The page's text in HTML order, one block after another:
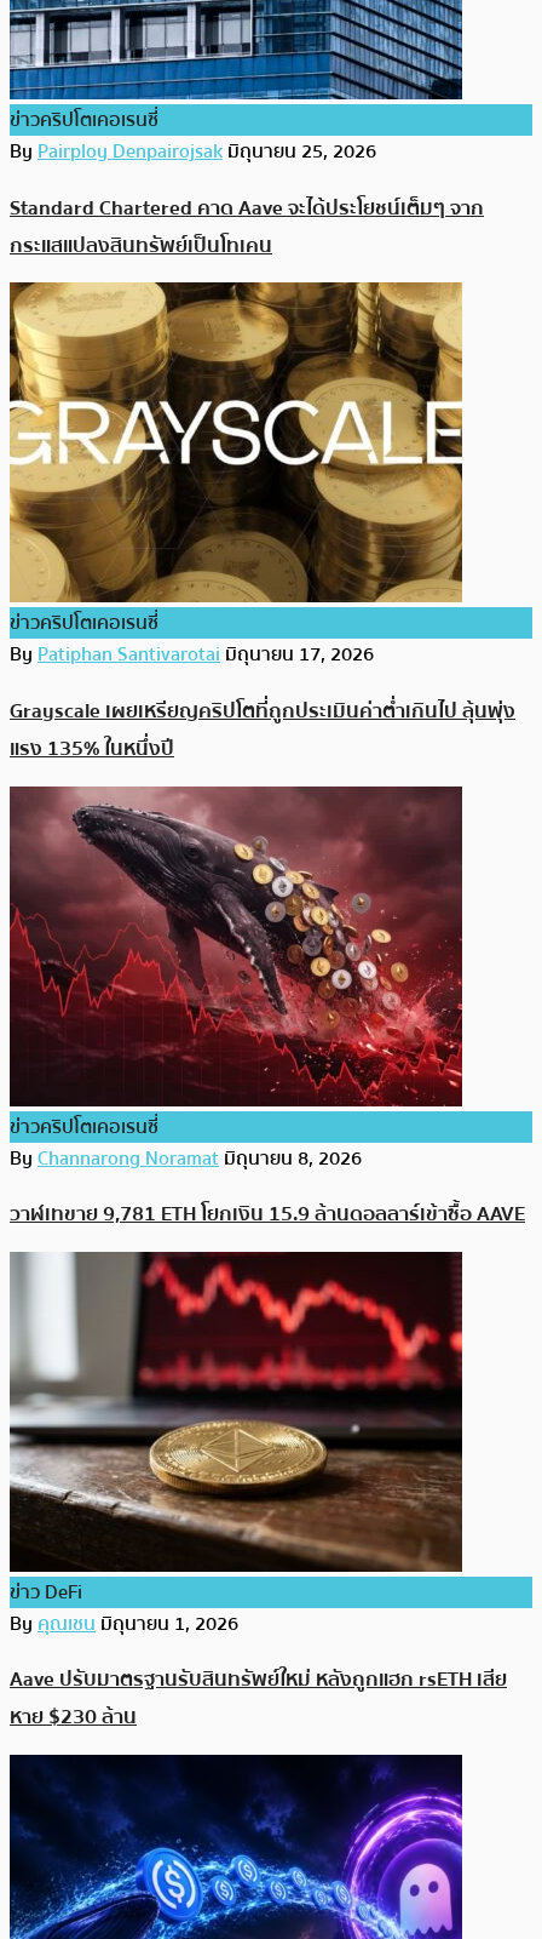
ข่าวคริปโตเคอเรนซี่
ByPairploy Denpairojsakมิถุนายน 25, 2026
Standard Chartered คาด Aave จะได้ประโยชน์เต็มๆ จาก
กระแสแปลงสินทรัพย์เป็นโทเคน
ข่าวคริปโตเคอเรนซี่
ByPatiphan Santivarotaiมิถุนายน 17, 2026
Grayscale เผยเหรียญคริปโตที่ถูกประเมินค่าต่ำเกินไป ลุ้นพุ่ง
แรง 135% ในหนึ่งปี
ข่าวคริปโตเคอเรนซี่
ByChannarong Noramatมิถุนายน 8, 2026
วาฬเทขาย 9,781 ETH โยกเงิน 15.9 ล้านดอลลาร์เข้าซื้อ AAVE
ข่าว DeFi
Byคุณเชนมิถุนายน 1, 2026
Aave ปรับมาตรฐานรับสินทรัพย์ใหม่ หลังถูกแฮก rsETH เสีย
หาย $230 ล้าน